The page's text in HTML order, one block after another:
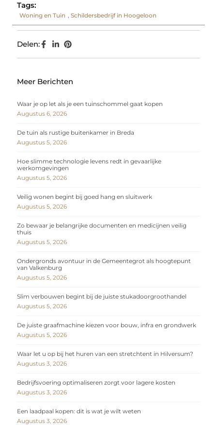
Tags:
Woning en Tuin , Schildersbedrijf in Hoogeloon
Delen:
Meer Berichten
Waar je op let als je een tuinschommel gaat kopen
Augustus 6, 2026
De tuin als rustige buitenkamer in Breda
Augustus 5, 2026
Hoe slimme technologie levens redt in gevaarlijke
werkomgevingen
Augustus 5, 2026
Veilig wonen begint bij goed hang en sluitwerk
Augustus 5, 2026
Zo bewaar je belangrijke documenten en medicijnen veilig
thuis
Augustus 5, 2026
Ondergronds avontuur in de Gemeentegrot als hoogtepunt
van Valkenburg
Augustus 5, 2026
Slim verbouwen begint bij de juiste stukadoorgroothandel
Augustus 5, 2026
De juiste graafmachine kiezen voor bouw, infra en grondwerk
Augustus 5, 2026
Waar let u op bij het huren van een stretchtent in Hilversum?
Augustus 3, 2026
Bedrijfsvoering optimaliseren zorgt voor lagere kosten
Augustus 3, 2026
Een laadpaal kopen: dit is wat je wilt weten
Augustus 3, 2026